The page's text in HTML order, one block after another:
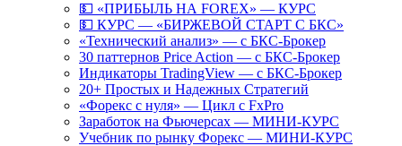
💵 «ПРИБЫЛЬ НА FOREX» — КУРС
💵 КУРС — «БИРЖЕВОЙ СТАРТ С БКС»
«Технический анализ» — с БКС-Брокер
30 паттернов Price Action — с БКС-Брокер
Индикаторы TradingView — с БКС-Брокер
20+ Простых и Надежных Стратегий
«Форекс с нуля» — Цикл с FxPro
Заработок на Фьючерсах — МИНИ-КУРС
Учебник по рынку Форекс — МИНИ-КУРС